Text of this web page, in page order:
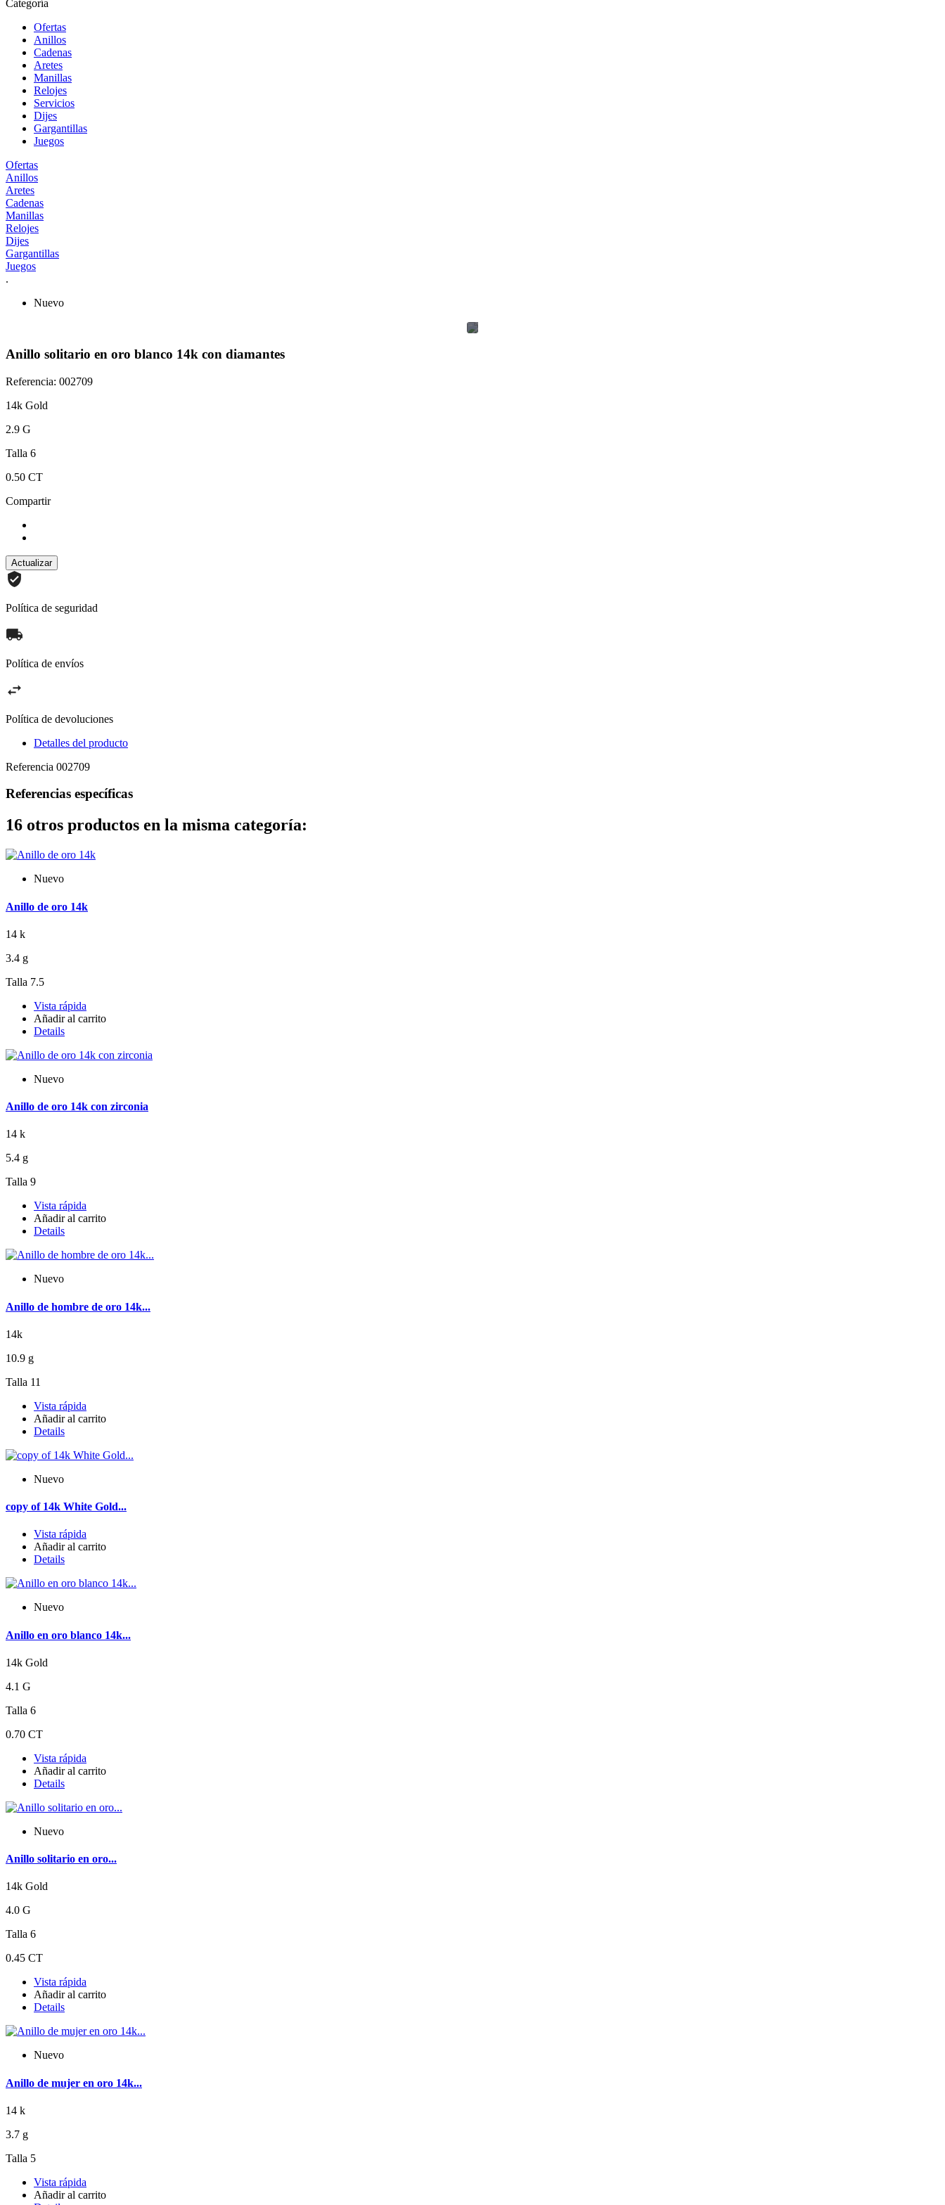
Categoría
Ofertas
Anillos
Cadenas
Aretes
Manillas
Relojes
Servicios
Dijes
Gargantillas
Juegos
Ofertas
Anillos
Aretes
Cadenas
Manillas
Relojes
Dijes
Gargantillas
Juegos
.
Nuevo
Anillo solitario en oro blanco 14k con diamantes
Referencia: 002709
14k Gold
2.9 G
Talla 6
0.50 CT
Compartir
Política de seguridad
Política de envíos
Política de devoluciones
Detalles del producto
Referencia 002709
Referencias específicas
16 otros productos en la misma categoría:
Nuevo
Anillo de oro 14k
14 k
3.4 g
Talla 7.5
Vista rápida
Añadir al carrito
Details
Nuevo
Anillo de oro 14k con zirconia
14 k
5.4 g
Talla 9
Vista rápida
Añadir al carrito
Details
Nuevo
Anillo de hombre de oro 14k...
14k
10.9 g
Talla 11
Vista rápida
Añadir al carrito
Details
Nuevo
copy of 14k White Gold...
Vista rápida
Añadir al carrito
Details
Nuevo
Anillo en oro blanco 14k...
14k Gold
4.1 G
Talla 6
0.70 CT
Vista rápida
Añadir al carrito
Details
Nuevo
Anillo solitario en oro...
14k Gold
4.0 G
Talla 6
0.45 CT
Vista rápida
Añadir al carrito
Details
Nuevo
Anillo de mujer en oro 14k...
14 k
3.7 g
Talla 5
Vista rápida
Añadir al carrito